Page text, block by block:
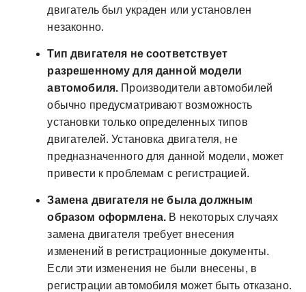
двигатель был украден или установлен
незаконно.
Тип двигателя не соответствует
разрешенному для данной модели
автомобиля. Производители автомобилей
обычно предусматривают возможность
установки только определенных типов
двигателей. Установка двигателя, не
предназначенного для данной модели, может
привести к проблемам с регистрацией.
Замена двигателя не была должным
образом оформлена. В некоторых случаях
замена двигателя требует внесения
изменений в регистрационные документы.
Если эти изменения не были внесены, в
регистрации автомобиля может быть отказано.